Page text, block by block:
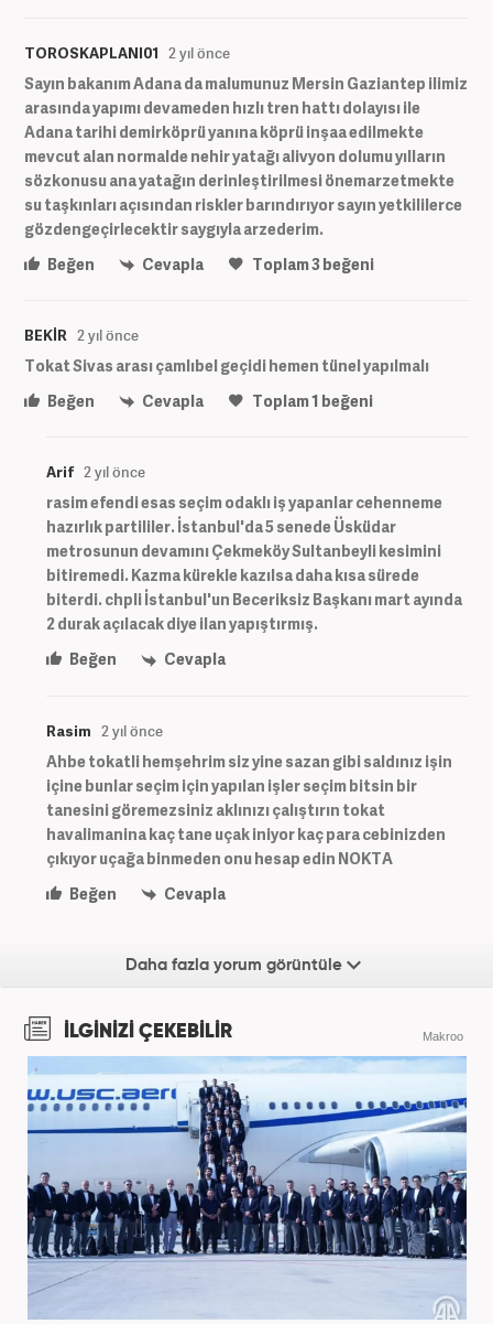
TOROSKAPLANI01 2 yıl önce
Sayın bakanım Adana da malumunuz Mersin Gaziantep ilimiz
arasında yapımı devameden hızlı tren hattı dolayısı ile
Adana tarihi demirköprü yanına köprü inşaa edilmekte
mevcut alan normalde nehir yatağı alivyon dolumu yılların
sözkonusu ana yatağın derinleştirilmesi önemarzetmekte
su taşkınları açısından riskler barındırıyor sayın yetkililerce
gözdengeçirlecektir saygıyla arzederim.
Beğen
Cevapla Toplam3beğeni
BEKİR 2 yıl önce
Tokat Sivas arası çamlıbel geçidi hemen tünel yapılmalı
Beğen
Cevapla Toplam1 beğeni
Arif 2 yıl önce
rasim efendi esas seçim odaklı iş yapanlar cehenneme
hazırlık partililer. İstanbul'da 5 senede Üsküdar
metrosunun devamını Çekmeköy Sultanbeyli kesimini
bitiremedi. Kazma kürekle kazılsa daha kısa sürede
biterdi. chpli İstanbul'un Beceriksiz Başkanı mart ayında
2 durak açılacak diye ilan yapıştırmış.
Beğen
Cevapla
Rasim 2 yıl önce
Ahbe tokatli hemşehrim siz yine sazan gibi saldınız işin
içine bunlar seçim için yapılan işler seçim bitsin bir
tanesini göremezsiniz aklınızı çalıştırın tokat
havalimanina kaç tane uçak iniyor kaç para cebinizden
çıkıyor uçağa binmeden onu hesap edin NOKTA
Beğen
Cevapla
Daha fazla yorum görüntüle
İLGİNİZİ ÇEKEBİLİR Makroo